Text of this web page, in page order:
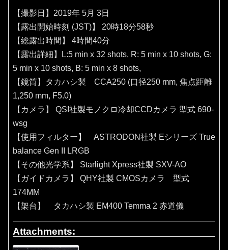
【撮影日】2019年 5月 3日
【露出開始時刻 (JST)】 20時18分58秒
【総露出時間】 4時間40分
【露出詳細】L:5 min x 32 shots, R: 5 min x 10 shots, G:
5 min x 10 shots, B: 5 min x 8 shots,
【鏡筒】タカハシ製 CCA250 (口径250 mm, 焦点距離
1,250 mm, F5.0)
【カメラ】 QSI社製モノクロ冷却CCDカメラ 型式 690-
wsg
【使用フィルター】 ASTRODON社製 Eシリーズ True
balance Gen II LRGB
【その他光学系】 Starlight Xpress社製 SXV-AO
【ガイドカメラ】 QHY社製 CMOSカメラ 型式
174MM
【架台】 タカハシ製 EM400 Temma 2 赤道儀
Attachments: